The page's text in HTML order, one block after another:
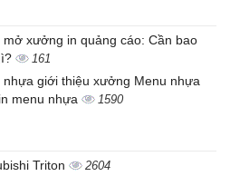
mở xưởng in quảng cáo: Cần bao
161
nhựa giới thiệu xưởng Menu nhựa
menu nhựa
1590
Triton
2604